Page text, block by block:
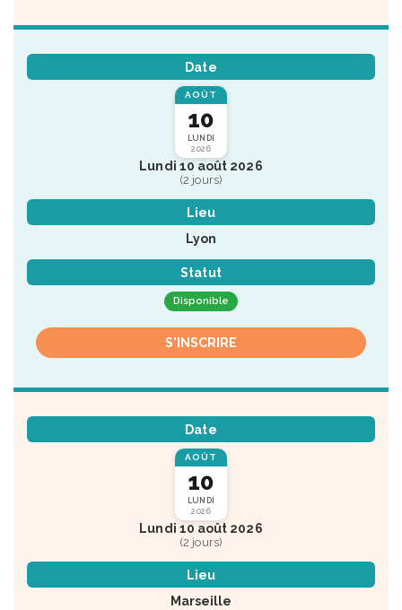
Date
AOÛT
10
LUNDI
2026
Lundi 10 août 2026
(2 jours)
Lieu
Lyon
Statut
Disponible
S'INSCRIRE
Date
AOÛT
10
LUNDI
2026
Lundi 10 août 2026
(2 jours)
Lieu
Marseille